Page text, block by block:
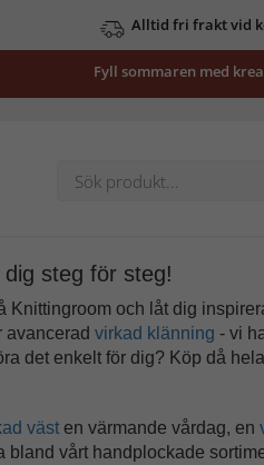
Fyll sommaren med
steg för steg!
och låt dig
avancerad virkad klänning - vi
det enkelt för dig? Köp då
väst en värmande vårdag, en
bland vårt handplockade